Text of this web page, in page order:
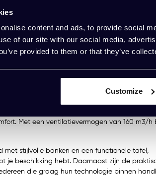
content and ads, to provide social
of our site with our social media,
provided to them or that they’ve
Customize
van rust met de innovatieve Mute Jetson
belcel is speciaal ontworpen om jou de
belcel een uitzonderlijke geluidsdemping
of om in alle privé te brainstormen. Denk je
buitenaf.
geluidsisolatie, maar is ook ontworpen met
cm en binnenafmetingen van
en ventilatie, die via een slimme sensor
Met een ventilatievermogen van 160 m3/h
stijlvolle banken en een functionele tafel,
je beschikking hebt. Daarnaast zijn de
die graag hun technologie binnen